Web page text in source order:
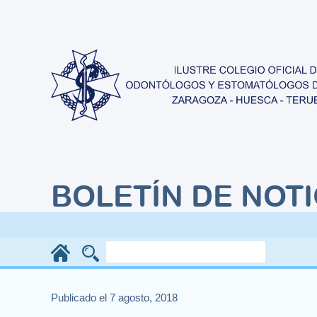
BOLETÍN DE
Publicado el 7 agosto, 2018